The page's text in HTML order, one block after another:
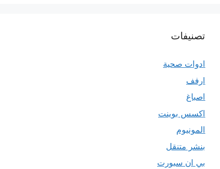
تصنيفات
ادوات صحية
ارفف
اصباغ
اكسس بوينت
المونيوم
بنشر متنقل
بي ان سبورت